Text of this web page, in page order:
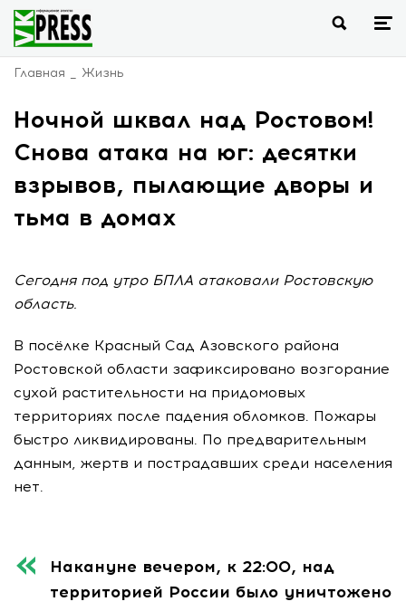
Главная Жизнь
Ночной шквал над Ростовом!
Снова атака на юг: десятки
взрывов, пылающие дворы и
тьма в домах
Сегодня под утро БПЛА атаковали Ростовскую
область.
В посёлке Красный Сад Азовского района
Ростовской области зафиксировано возгорание
сухой растительности на придомовых
территориях после падения обломков. Пожары
быстро ликвидированы. По предварительным
данным, жертв и пострадавших среди населения
нет.
Накануне вечером, к 22:00, над
территорией России было уничтожено